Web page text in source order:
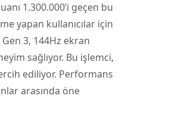
1.300.000’i geçen bu
yapan kullanıcılar için
3, 144Hz ekran
sağlıyor. Bu işlemci,
ediliyor. Performans
arasında öne